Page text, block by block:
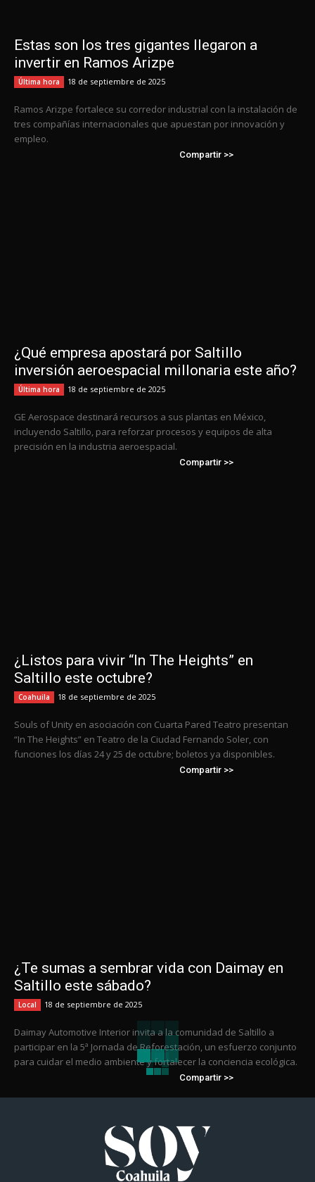
Estas son los tres gigantes llegaron a
invertir en Ramos Arizpe
Última hora 18 de septiembre de 2025
Ramos Arizpe fortalece su corredor industrial con la instalación de
tres compañías internacionales que apuestan por innovación y
empleo.
Compartir >>
¿Qué empresa apostará por Saltillo
inversión aeroespacial millonaria este año?
Última hora 18 de septiembre de 2025
GE Aerospace destinará recursos a sus plantas en México,
incluyendo Saltillo, para reforzar procesos y equipos de alta
precisión en la industria aeroespacial.
Compartir >>
¿Listos para vivir “In The Heights” en
Saltillo este octubre?
Coahuila 18 de septiembre de 2025
Souls of Unity en asociación con Cuarta Pared Teatro presentan
“In The Heights” en Teatro de la Ciudad Fernando Soler, con
funciones los días 24 y 25 de octubre; boletos ya disponibles.
Compartir >>
¿Te sumas a sembrar vida con Daimay en
Saltillo este sábado?
Local 18 de septiembre de 2025
Daimay Automotive Interior invita a la comunidad de Saltillo a
participar en la 5ª Jornada de Reforestación, un esfuerzo conjunto
para cuidar el medio ambiente y fortalecer la conciencia ecológica.
Compartir >>